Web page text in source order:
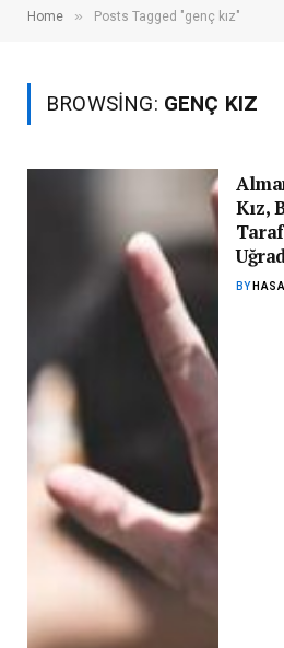
Home » Posts Tagged "genç kız"
BROWSING: GENÇ KIZ
Kız,
BY